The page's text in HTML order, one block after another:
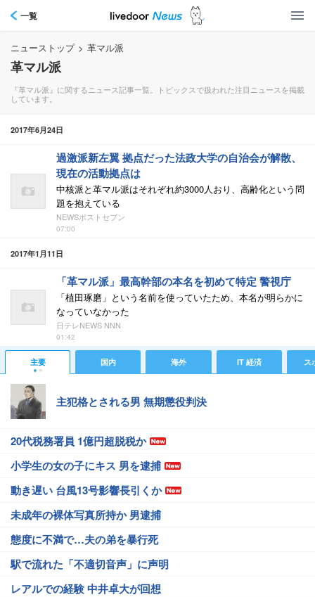
一覧
ニューストップ > 革マル派
革マル派
『革マル派』に関するニュース記事一覧。トピックスで扱われた注目ニュースを掲載
しています。
2017年6月24日
過激派新左翼 拠点だった法政大学の自治会が解散、
現在の活動拠点は
中核派と革マル派はそれぞれ約3000人おり、高齢化という問
題を抱えている
NEWSポストセブン
07:00
2017年1月11日
「革マル派」最高幹部の本名を初めて特定 警視庁
「植田琢磨」という名前を使っていたため、本名が明らかに
なっていなかった
日テレNEWS NNN
01:42
主要 国内 海外 IT 経済 ス
主犯格とされる男 無期懲役判決
20代税務署員 1億円超脱税か
小学生の女の子にキス 男を逮捕
動き遅い 台風13号影響長引くか
未成年の裸体写真所持か 男逮捕
態度に不満で…夫の弟を暴行死
駅で流れた「不適切音声」に声明
レアルでの経験 中井卓大が回想